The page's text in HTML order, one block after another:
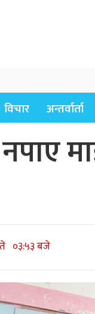
विचार अन्तर्वार्ता
०३:५३ बजे